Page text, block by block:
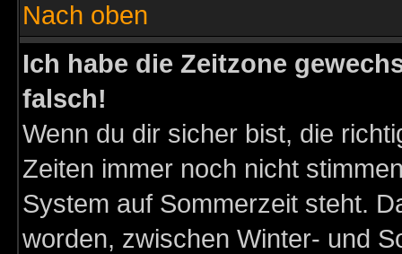
Nach oben
Ich habe die Zeitzone
falsch!
Wenn du dir sicher bist, die
Zeiten immer noch nicht
System auf Sommerzeit steht.
worden, zwischen Winter- und